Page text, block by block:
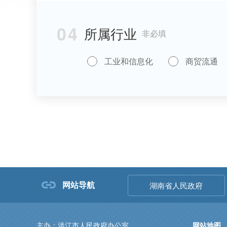
04 所属行业 非必填
工业和信息化 商贸流通
网站导航 湖南省人民政府
主办：洪江市人民政府办公室 网站地图